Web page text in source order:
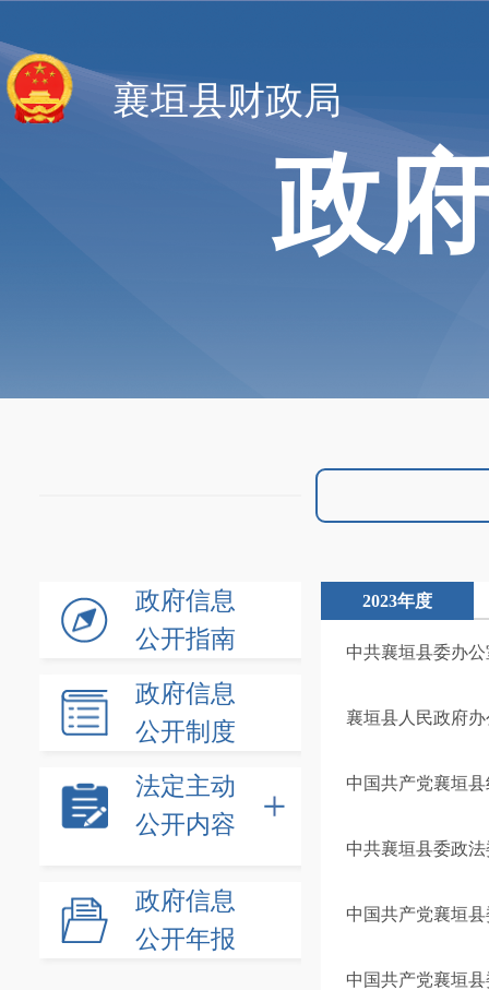
襄垣县财政局
政
政府信息
公开指南
政府信息
公开制度
法定主动
公开内容
政府信息
公开年报
2023年度
中共襄垣县委办公
襄垣县人民政府
中国共产党襄垣
中共襄垣县委政
中国共产党襄垣
中国共产党襄垣